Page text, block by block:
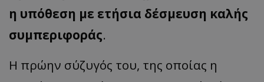
η υπόθεση με ετήσια δέσμευση καλής
συμπεριφοράς.
Η πρώην σύζυγός του, της οποίας η